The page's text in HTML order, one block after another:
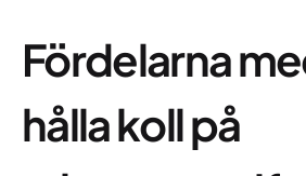
Fördelarna
hålla koll på